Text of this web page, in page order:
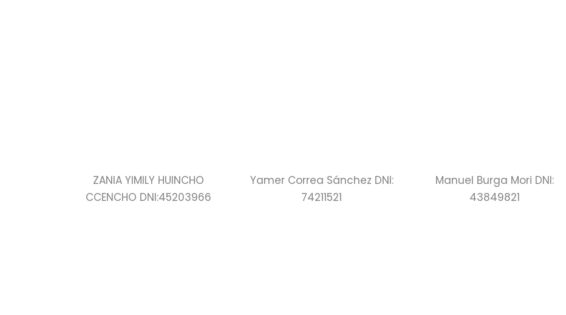
ZANIA YIMILY HUINCHO
CCENCHO DNI:45203966
Yamer Correa Sánchez DNI:
74211521
Manuel Burga Mori DNI:
43849821